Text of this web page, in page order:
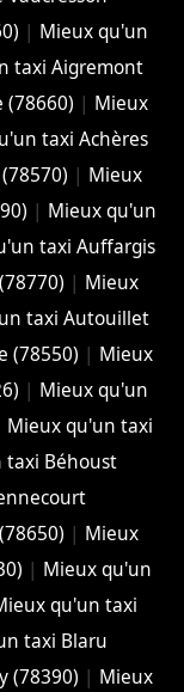
| Mieux qu'un
taxi Aigremont
| Mieux
taxi Achères
| Mieux
| Mieux qu'un
taxi Auffargis
| Mieux
taxi Autouillet
(78550) | Mieux
| Mieux qu'un
Mieux qu'un taxi
taxi Béhoust
| Mieux
| Mieux qu'un
qu'un taxi
taxi Blaru
(78390) | Mieux